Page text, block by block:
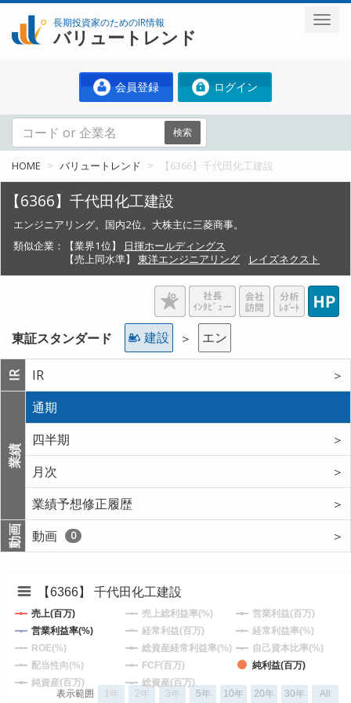
長期投資家のためのIR情報
バリュートレンド
会員登録 ログイン
検索
HOME バリュートレンド 【6366】千代田化工建設
【6366】千代田化工建設
エンジニアリング。国内2位。大株主に三菱商事。
類似企業：
【業界1位】
日揮ホールディングス
【売上同水準】
東洋エンジニアリング レイズネクスト
東証スタンダード 建設 ＞ エン
IR IR ＞
業績
通期
四半期
＞
月次
＞
業績予想修正履歴
＞
動画 動画 0 ＞
【6366】 千代田化工建設
表示範囲 1年 2年 3年 5年 10年 20年 30年 All
売上(百万) 売上総利益率(%)
営業利益(百万)
営業利益率(%)
経常利益(百万)
経常利益率(%)
ROE(%)
総資産経常利益率(%)
自己資本比率(%)
配当性向(%)
FCF(百万)
純利益(百万)
純資産(百万)
総資産(百万)